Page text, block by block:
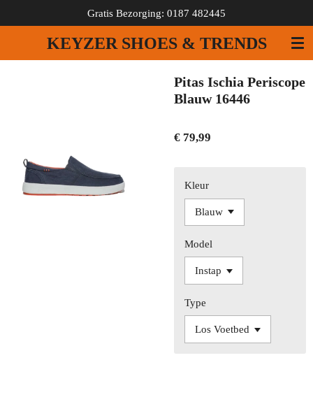
direct
de
KEYZER SHOES & TRENDS
Gratis Bezorging: 0187 482445
Pitas Ischia Periscope
Blauw 16446
€ 79,99
Kleur
Model
Type